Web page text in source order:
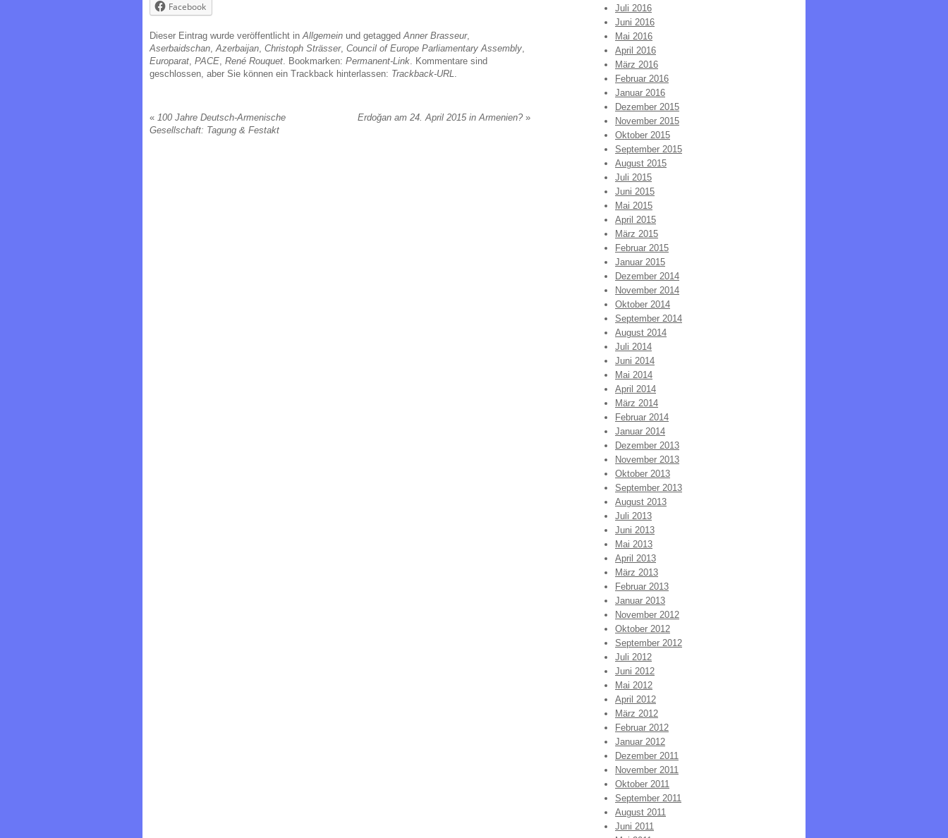
Facebook
Dieser Eintrag wurde veröffentlicht inAllgemein und getaggedAnner Brasseur,
Aserbaidschan,Azerbaijan, Christoph Strässer, Council of Europe Parliamentary Assembly,
Europarat, PACE, René Rouquet. Bookmarken: Permanent-Link. Kommentare sind
geschlossen, aber Sie können ein Trackback hinterlassen: Trackback-URL.
« 100 Jahre Deutsch-Armenische
Gesellschaft: Tagung & Festakt
Erdoğan am 24. April 2015 in Armenien? »
Juli 2016
Juni 2016
Mai 2016
April 2016
März 2016
Februar 2016
Januar 2016
Dezember 2015
November 2015
Oktober 2015
September 2015
August 2015
Juli 2015
Juni 2015
Mai 2015
April 2015
März 2015
Februar 2015
Januar 2015
Dezember 2014
November 2014
Oktober 2014
September 2014
August 2014
Juli 2014
Juni 2014
Mai 2014
April 2014
März 2014
Februar 2014
Januar 2014
Dezember 2013
November 2013
Oktober 2013
September 2013
August 2013
Juli 2013
Juni 2013
Mai 2013
April 2013
März 2013
Februar 2013
Januar 2013
November 2012
Oktober 2012
September 2012
Juli 2012
Juni 2012
Mai 2012
April 2012
März 2012
Februar 2012
Januar 2012
Dezember 2011
November 2011
Oktober 2011
September 2011
August 2011
Juni 2011